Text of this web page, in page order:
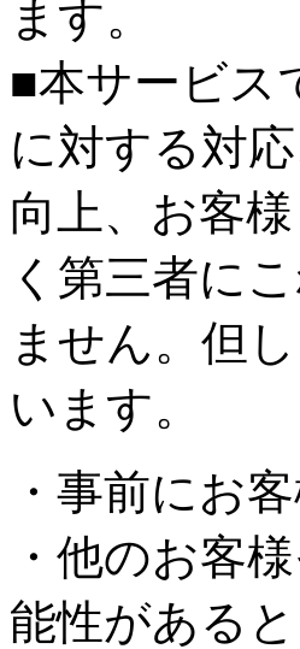
ます。
■本サービス
に対する対
向上、お客
く第三者に
ません。但
います。
・事前にお
・他のお客
能性がある